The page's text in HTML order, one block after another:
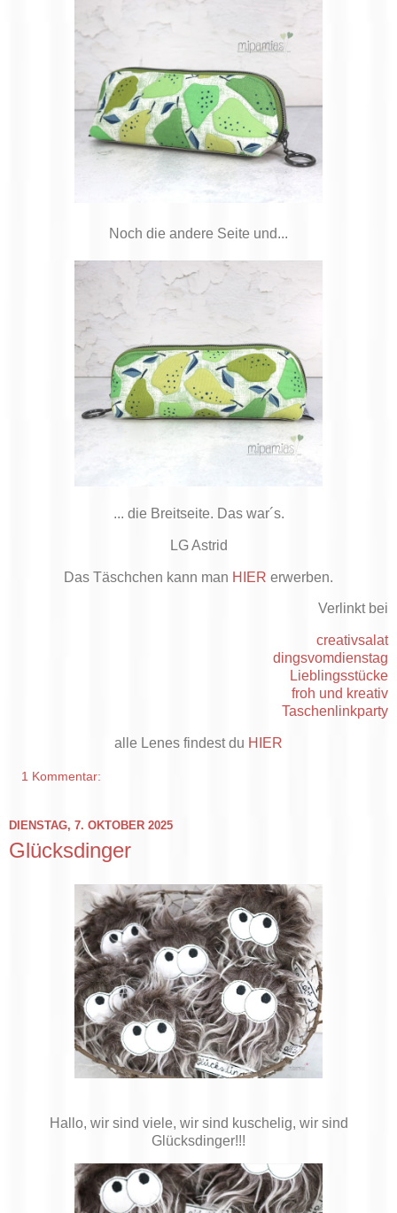
Noch die andere Seite und...
... die Breitseite. Das war´s.
LG Astrid
Das Täschchen kann man HIER erwerben.
Verlinkt bei
creativsalat
dingsvomdienstag
Lieblingsstücke
froh und kreativ
Taschenlinkparty
alle Lenes findest du HIER
1 Kommentar:
DIENSTAG, 7. OKTOBER 2025
Glücksdinger
Hallo, wir sind viele, wir sind kuschelig, wir sind
Glücksdinger!!!